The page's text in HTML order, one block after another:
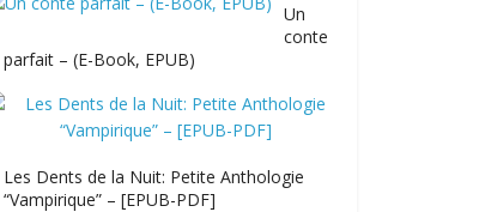
Un
conte
parfait – (E-Book, EPUB)
Les Dents de la Nuit: Petite Anthologie
“Vampirique” – [EPUB-PDF]